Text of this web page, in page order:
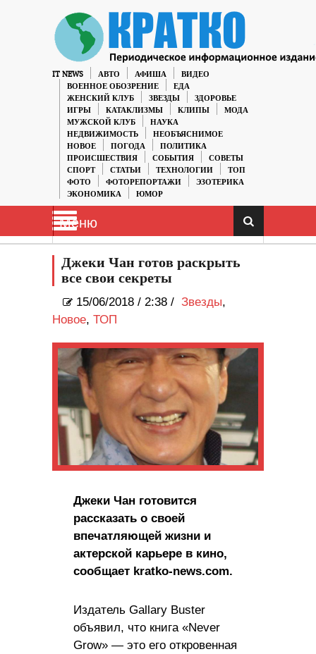
IT NEWS АВТО АФИША
ВИДЕО
ВОЕННОЕ ОБОЗРЕНИЕ
ЕДА
ЖЕНСКИЙ КЛУБ
ЗВЕЗДЫ
ЗДОРОВЬЕ
ИГРЫ
КАТАКЛИЗМЫ КЛИПЫ
МОДА
МУЖСКОЙ КЛУБ
НАУКА
НЕДВИЖИМОСТЬ
НЕОБЪЯСНИМОЕ
НОВОЕ
ПОГОДА
ПОЛИТИКА
ПРОИСШЕСТВИЯ
СОБЫТИЯ
СОВЕТЫ
СПОРТ
СТАТЬИ ТЕХНОЛОГИИ
ТОП
ФОТО
ФОТОРЕПОРТАЖИ
ЭЗОТЕРИКА
ЭКОНОМИКА
ЮМОР
Меню
Джеки Чан готов раскрыть
все свои секреты
15/06/2018 / 2:38 / Звезды,
Новое, ТОП
Джеки Чан готовится
рассказать о своей
впечатляющей жизни и
актерской карьере в кино,
сообщает kratko-news.com.
Издатель Gallary Buster
объявил, что книга «Never
Grow» — это его откровенная